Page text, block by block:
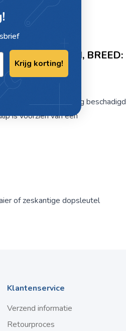
10-12MM, BREED:
dat de slang beschadigd
is voorzien van een
of zeskantige dopsleutel
Klantenservice
Verzend informatie
Retourproces
Krijg korting!